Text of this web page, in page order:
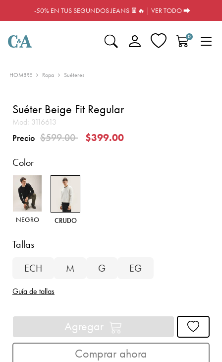
-50% EN TUS SEGUNDOS JEANS 👖🔥 | VER TODO ⮕
0
HOMBRE Ropa Suéteres
Suéter Beige Fit Regular
Mod: 3116613
Precio Precio reducido de
$599.00a
$399.00
Color
NEGRO CRUDO
Tallas
ECH
M G EG
Guía de tallas
Agregar
Comprar ahora